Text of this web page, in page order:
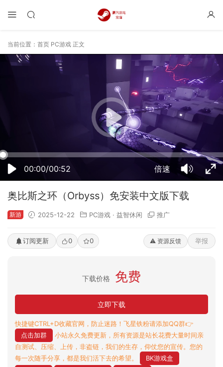
当前位置： 首页 PC游戏 正文
00:00/00:52 倍速
50% 75% 100%
奥比斯之环（Orbyss）免安装中文版下载
新游 2025-12-22 PC游戏 · 益智休闲 推广
订阅更新 0 0 ⚠️ 资源反馈 举报
下载价格 免费
立即下载
快捷键CTRL+D收藏官网，防止迷路！飞星铁粉请添加QQ群👉
点击加群
小站永久免费更新，所有资源是站长花费大量时间亲
自测试、压缩、上传，非盗链，我们的生存，仰仗您的宣传。您的
每一次随手分享，都是我们活下去的希望。
BK游戏盒